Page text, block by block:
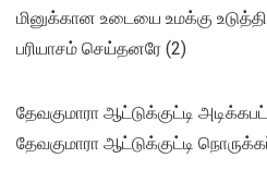
மினுக்கான உடையை உமக்கு உடுத்தி
பரியாசம் செய்தனரே (2)
தேவகுமாரா ஆட்டுக்குட்டி
தேவகுமாரா ஆட்டுக்குட்டி